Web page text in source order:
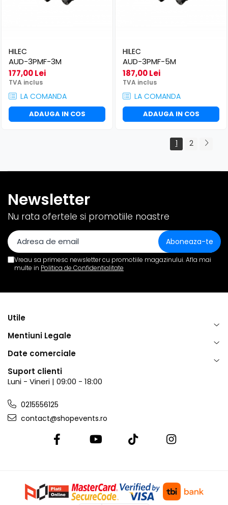
HILEC
AUD-3PMF-3M
177,00 Lei
TVA inclus
LA COMANDA
ADAUGA IN COS
HILEC
AUD-3PMF-5M
187,00 Lei
TVA inclus
LA COMANDA
ADAUGA IN COS
1 2
Newsletter
Nu rata ofertele si promotiile noastre
Vreau sa primesc newsletter cu promotiile magazinului. Afla mai
multe in Politica de Confidentialitate
Utile
Mentiuni Legale
Date comerciale
Suport clienti
Luni - Vineri | 09:00 - 18:00
0215556125
contact@shopevents.ro